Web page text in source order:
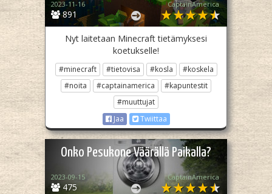
891
2023-11-16 CaptainAmerica
Nyt laitetaan Minecraft tietämyksesi
koetukselle!
#minecraft #tietovisa #kosla
#koskela
#noita
#captainamerica
#kapuntestit
#muuttujat
Jaa
Twiittaa
Onko Pesukone Väärällä Paikalla?
475
2023-09-15 CaptainAmerica